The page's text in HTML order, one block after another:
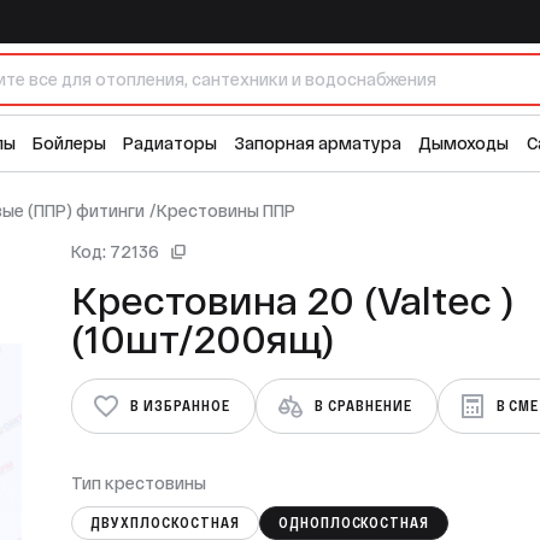
Бойлеры Радиаторы Запорная арматура Дымоходы
(ППР) фитинги /Крестовины ППР
Код: 72136
Крестовина 20 (Valtec )
(10шт/200ящ)
В ИЗБРАННОЕ В СРАВНЕНИЕ В
Тип крестовины
ДВУХПЛОСКОСТНАЯ ОДНОПЛОСКОСТНАЯ